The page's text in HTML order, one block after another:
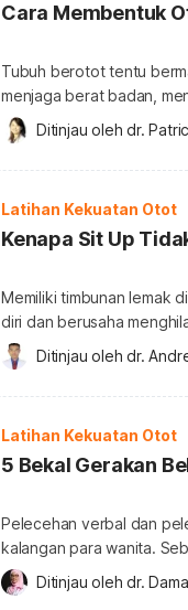
Cara Membentuk
Tubuh berotot tentu
menjaga berat badan,
menurunkan risiko
Anda lakukan? Cara
yang utama adalah
Ditinjau oleh dr.
Latihan Kekuatan Otot
Kenapa Sit Up
Memiliki timbunan lemak
diri dan berusaha
berolahraga seperti sit
perut. Metode
tubuh tertentu dikenal
Ditinjau oleh dr.
Latihan Kekuatan Otot
5 Bekal Gerakan
Pelecehan verbal dan
kalangan para wanita.
salahnya untuk belajar
setidaknya Anda memiliki
Ditinjau oleh dr.